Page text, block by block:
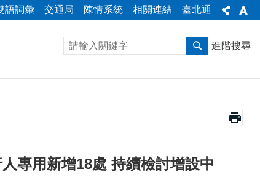
語詞彙 交通局 陳情系統 相關連結 臺北通
進階搜尋
專用新增18處 持續檢討增設中